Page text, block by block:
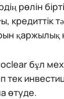
рөлін
кредиттік
қаржылық
бұл
тек
өтуде.